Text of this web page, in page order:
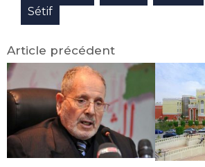
Sétif
Article précédent